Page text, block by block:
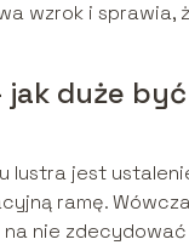
wzrok i
jak duże
jest
ramę.
nie